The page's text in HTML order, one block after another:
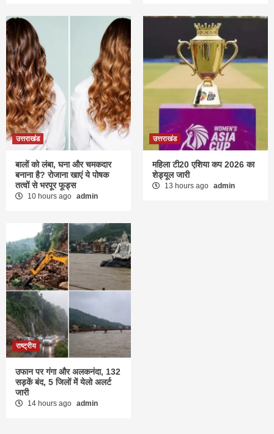
उत्तराखंड
बालों को लंबा, घना और चमकदार
बनाना है? रोजाना खाएं ये पोषक
तत्वों से भरपूर फूड्स
10 hours ago admin
उत्तराखंड
महिला टी20 एशिया कप 2026 का
शेड्यूल जारी
13 hours ago admin
राष्ट्रीय
उफान पर गंगा और अलकनंदा, 132
सड़कें बंद, 5 जिलों में येलो अलर्ट
जारी
14 hours ago admin